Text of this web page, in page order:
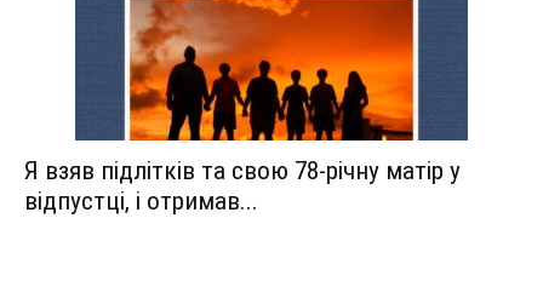
Я взяв підлітків та свою 78-річну матір у
відпустці, і отримав...